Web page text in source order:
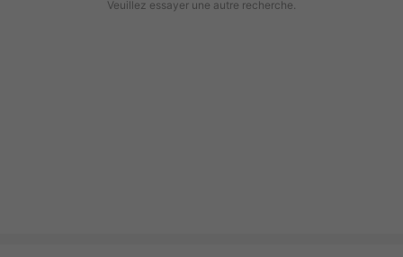
Veuillez essayer une autre recherche.